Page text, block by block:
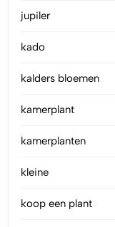
jupiler
kado
kalders bloemen
kamerplant
kamerplanten
kleine
koop een plant